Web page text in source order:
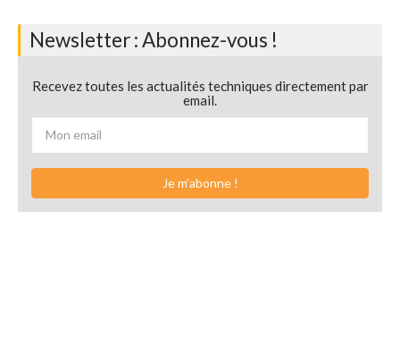
Newsletter : Abonnez-vous !
Recevez toutes les actualités techniques directement par
email.
Je m'abonne !